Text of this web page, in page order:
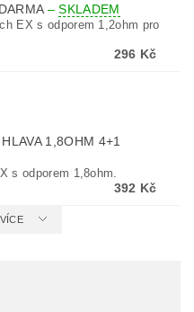
–SKLADEM
EX s odporem 1,2ohm pro
296 Kč
1,8OHM 4+1
s odporem 1,8ohm.
392 Kč